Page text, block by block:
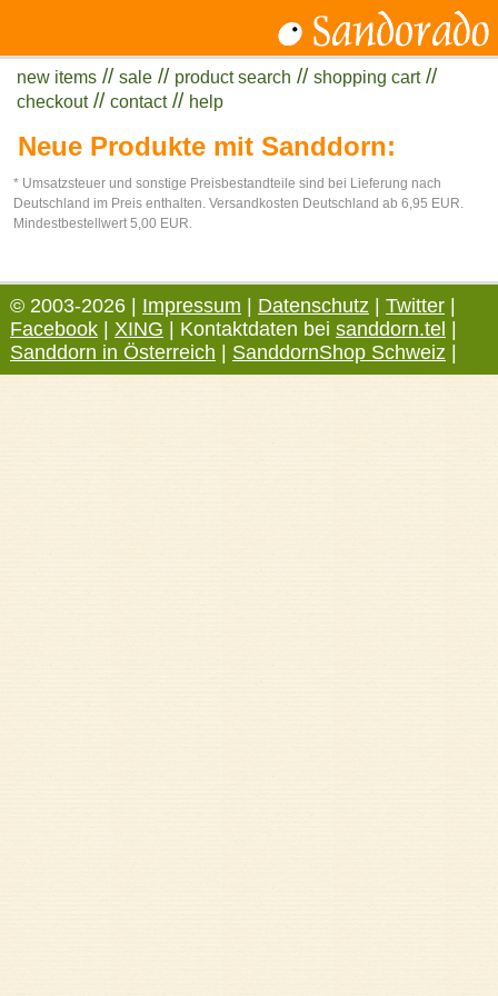
new items // sale // product search // shopping cart//
checkout// contact// help
Neue Produkte mit Sanddorn:
* Umsatzsteuer und sonstige Preisbestandteile sind bei Lieferung nach
Deutschland im Preis enthalten. Versandkosten Deutschland ab 6,95 EUR.
Mindestbestellwert 5,00 EUR.
© 2003-2026 | Impressum | Datenschutz | Twitter |
Facebook | XING | Kontaktdaten bei sanddorn.tel |
Sanddorn in Österreich | SanddornShop Schweiz |